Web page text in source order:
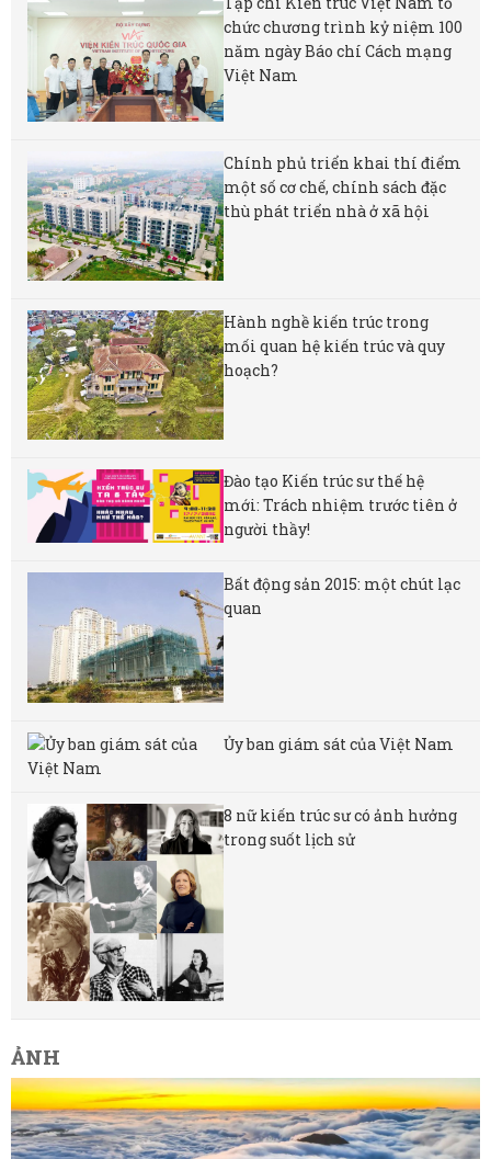
chức chương trình kỷ niệm 100
năm ngày Báo chí Cách mạng
Việt Nam
Chính phủ triển khai thí điểm
một số cơ chế, chính sách đặc
thù phát triển nhà ở xã hội
Hành nghề kiến trúc trong
mối quan hệ kiến trúc và quy
hoạch?
Đào tạo Kiến trúc sư thế hệ
mới: Trách nhiệm trước tiên ở
người thầy!
Bất động sản 2015: một chút lạc
quan
Ủy ban giám sát của Việt Nam
8 nữ kiến ​​trúc sư có ảnh hưởng
trong suốt lịch sử
ẢNH